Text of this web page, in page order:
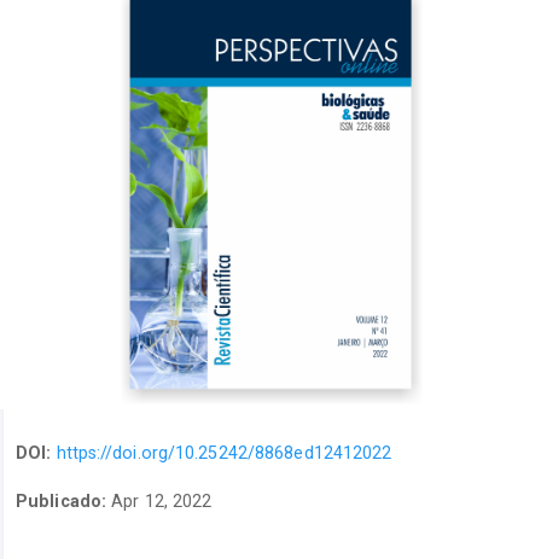
DOI: https://doi.org/10.25242/8868ed12412022
Publicado:Apr 12, 2022